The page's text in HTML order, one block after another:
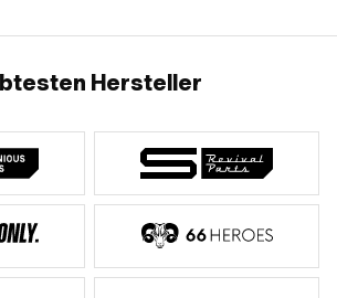
Hersteller